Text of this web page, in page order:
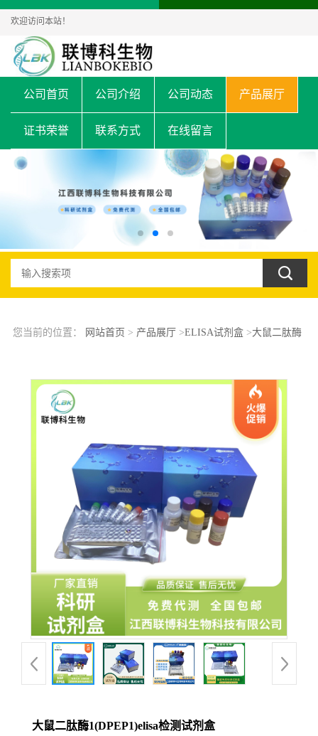
欢迎访问本站！
公司首页 公司介绍 公司动态 产品展厅
证书荣誉 联系方式 在线留言
您当前的位置： 网站首页 > 产品展厅 >ELISA试剂盒>大鼠二肽酶
大鼠二肽酶1(DPEP1)elisa检测试剂盒